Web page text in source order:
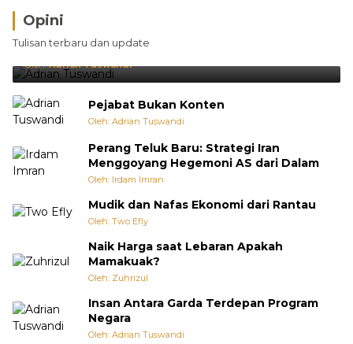
Opini
Tulisan terbaru dan update
Brasil Lebih Diunggulkan, tetapi Jepang Selalu
Punya Cara Membuat Kejutan
Oleh:Adrian Tuswandi
Pejabat Bukan Konten
Oleh: Adrian Tuswandi
Perang Teluk Baru: Strategi Iran
Menggoyang Hegemoni AS dari Dalam
Oleh: Irdam Imran
Mudik dan Nafas Ekonomi dari Rantau
Oleh: Two Efly
Naik Harga saat Lebaran Apakah
Mamakuak?
Oleh: Zuhrizul
Insan Antara Garda Terdepan Program
Negara
Oleh: Adrian Tuswandi